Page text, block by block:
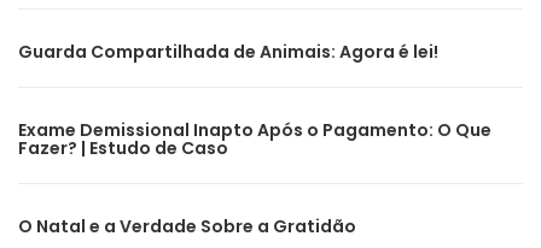
Guarda Compartilhada de Animais: Agora é lei!
Exame Demissional Inapto Após o Pagamento: O Que
Fazer? | Estudo de Caso
O Natal e a Verdade Sobre a Gratidão